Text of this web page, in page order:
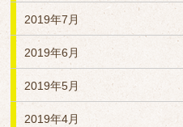
2019年7月
2019年6月
2019年5月
2019年4月